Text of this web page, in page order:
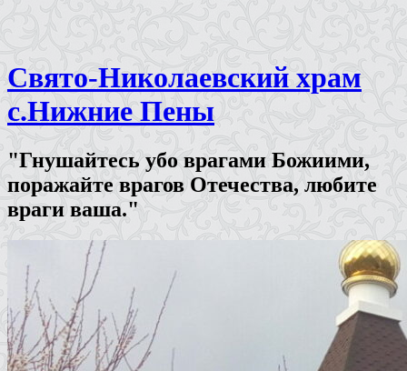
Свято-Николаевский храм
с.Нижние Пены
"Гнушайтесь убо врагами Божиими,
поражайте врагов Отечества, любите
враги ваша."